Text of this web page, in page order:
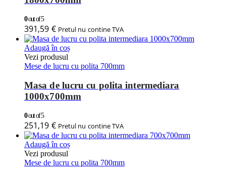
0out of 5
391,59 € Pretul nu contine TVA
Adaugă în coș
Vezi produsul
Mese de lucru cu polita 700mm
Masa de lucru cu polita intermediara
1000x700mm
0out of 5
251,19 € Pretul nu contine TVA
Adaugă în coș
Vezi produsul
Mese de lucru cu polita 700mm